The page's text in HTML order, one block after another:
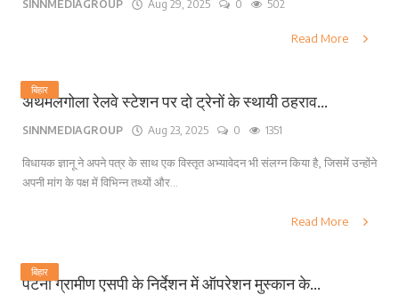
SINNMEDIAGROUP Aug 29, 2025 0 502
Read More
बिहार
अथमलगोला रेलवे स्टेशन पर दो ट्रेनों के स्थायी ठहराव...
SINNMEDIAGROUP Aug 23, 2025 0 1351
विधायक ज्ञानू ने अपने पत्र के साथ एक विस्तृत अभ्यावेदन भी संलग्न किया है, जिसमें उन्होंने
अपनी मांग के पक्ष में विभिन्न तथ्यों और...
Read More
बिहार
पटना ग्रामीण एसपी के निर्देशन में ऑपरेशन मुस्कान के...